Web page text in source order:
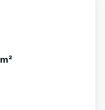
m²